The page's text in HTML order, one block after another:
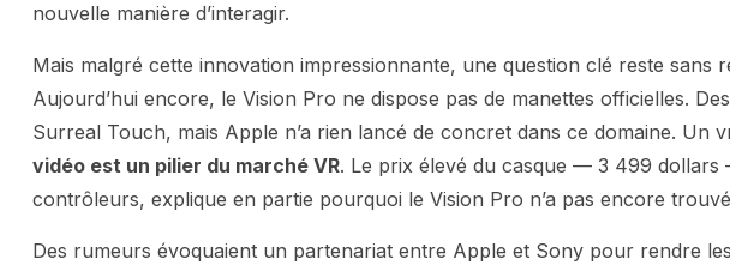
nouvelle manière d’interagir.
Mais malgré cette innovation impressionnante, une question clé reste sans
Aujourd’hui encore, le Vision Pro ne dispose pas de manettes officielles.
Surreal Touch, mais Apple n’a rien lancé de concret dans ce domaine. Un
vidéo est un pilier du marché VR. Le prix élevé du casque — 3 499 dollars
contrôleurs, explique en partie pourquoi le Vision Pro n’a pas encore
Des rumeurs évoquaient un partenariat entre Apple et Sony pour rendre